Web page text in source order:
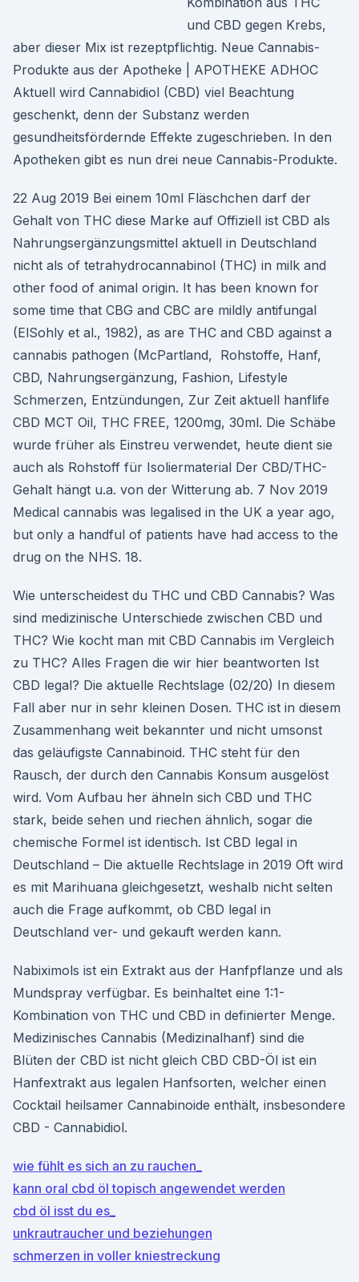
und CBD gegen Krebs,
aber dieser Mix ist rezeptpflichtig. Neue Cannabis-
Produkte aus der Apotheke | APOTHEKE ADHOC
Aktuell wird Cannabidiol (CBD) viel Beachtung
geschenkt, denn der Substanz werden
gesundheitsfördernde Effekte zugeschrieben. In den
Apotheken gibt es nun drei neue Cannabis-Produkte.
22 Aug 2019 Bei einem 10ml Fläschchen darf der
Gehalt von THC diese Marke auf Offiziell ist CBD als
Nahrungsergänzungsmittel aktuell in Deutschland
nicht als of tetrahydrocannabinol (THC) in milk and
other food of animal origin. It has been known for
some time that CBG and CBC are mildly antifungal
(ElSohly et al., 1982), as are THC and CBD against a
cannabis pathogen (McPartland, Rohstoffe, Hanf,
CBD, Nahrungsergänzung, Fashion, Lifestyle
Schmerzen, Entzündungen, Zur Zeit aktuell hanflife
CBD MCT Oil, THC FREE, 1200mg, 30ml. Die Schäbe
wurde früher als Einstreu verwendet, heute dient sie
auch als Rohstoff für Isoliermaterial Der CBD/THC-
Gehalt hängt u.a. von der Witterung ab. 7 Nov 2019
Medical cannabis was legalised in the UK a year ago,
but only a handful of patients have had access to the
drug on the NHS. 18.
Wie unterscheidest du THC und CBD Cannabis? Was
sind medizinische Unterschiede zwischen CBD und
THC? Wie kocht man mit CBD Cannabis im Vergleich
zu THC? Alles Fragen die wir hier beantworten Ist
CBD legal? Die aktuelle Rechtslage (02/20) In diesem
Fall aber nur in sehr kleinen Dosen. THC ist in diesem
Zusammenhang weit bekannter und nicht umsonst
das geläufigste Cannabinoid. THC steht für den
Rausch, der durch den Cannabis Konsum ausgelöst
wird. Vom Aufbau her ähneln sich CBD und THC
stark, beide sehen und riechen ähnlich, sogar die
chemische Formel ist identisch. Ist CBD legal in
Deutschland – Die aktuelle Rechtslage in 2019 Oft wird
es mit Marihuana gleichgesetzt, weshalb nicht selten
auch die Frage aufkommt, ob CBD legal in
Deutschland ver- und gekauft werden kann.
Nabiximols ist ein Extrakt aus der Hanfpflanze und als
Mundspray verfügbar. Es beinhaltet eine 1:1-
Kombination von THC und CBD in definierter Menge.
Medizinisches Cannabis (Medizinalhanf) sind die
Blüten der CBD ist nicht gleich CBD CBD-Öl ist ein
Hanfextrakt aus legalen Hanfsorten, welcher einen
Cocktail heilsamer Cannabinoide enthält, insbesondere
CBD - Cannabidiol.
wie fühlt es sich an zu rauchen_
kann oral cbd öl topisch angewendet werden
cbd öl isst du es_
unkrautraucher und beziehungen
schmerzen in voller kniestreckung